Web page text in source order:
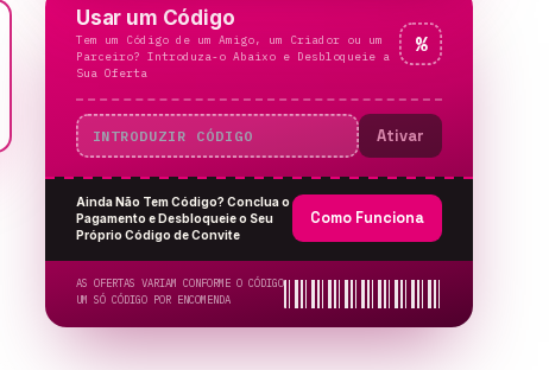
Usar um Código
Tem um Código de um Amigo, um Criador ou um
Parceiro? Introduza-o Abaixo e Desbloqueie a
Sua Oferta
%
Ativar
Ainda Não Tem Código? Conclua o
Pagamento e Desbloqueie o Seu
Próprio Código de Convite
Como Funciona
AS OFERTAS VARIAM CONFORME O CÓDIGO
UM SÓ CÓDIGO POR ENCOMENDA